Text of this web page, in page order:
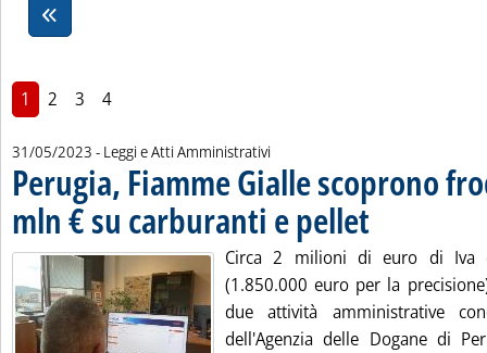
1 2 3 4
31/05/2023 - Leggi e Atti Amministrativi
Perugia, Fiamme Gialle scoprono
mln € su carburanti e pellet
Circa 2 milioni di euro di Iva
(1.850.000 euro per la
due attività amministrative
dell'Agenzia delle Dogane di